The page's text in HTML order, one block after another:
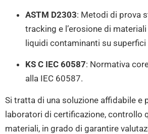
ASTM D2303: Metodi di prova
tracking e l’erosione di
liquidi contaminanti su superfici
KS C IEC 60587: Normativa
alla IEC 60587.
Si tratta di una soluzione affidabile e
laboratori di certificazione, controllo
materiali, in grado di garantire